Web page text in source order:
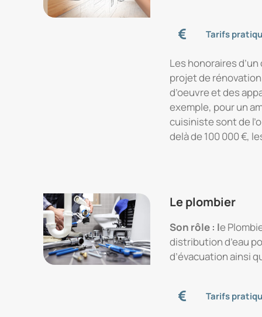
Tarifs
Les honoraires
projet de
d’oeuvre et des
exemple, pour un
cuisiniste sont de
delà de 100 000 €,
Le plombier
Son rôle : le
distribution d’eau
d’évacuation ainsi
Tarifs